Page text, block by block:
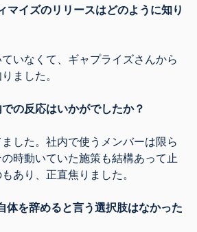
マイズのリリースはどのように知り
いなくて、ギャプライズさんから
ました。
の反応はいかがでしたか？
した。社内で使うメンバーは限ら
時動いていた施策も結構あって止
あり、正直焦りました。
体を辞めると言う選択肢はなかった